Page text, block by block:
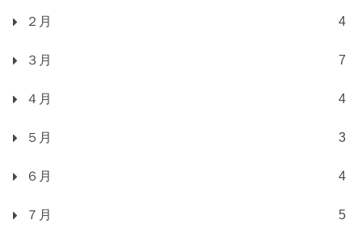
２月 4
３月 7
４月 4
５月 3
６月 4
７月 5